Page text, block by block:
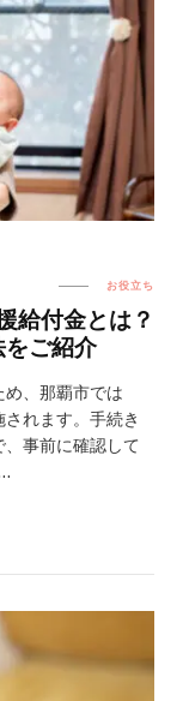
お役立ち
給付金とは？
をご紹介
、那覇市では
されます。手続き
事前に確認して